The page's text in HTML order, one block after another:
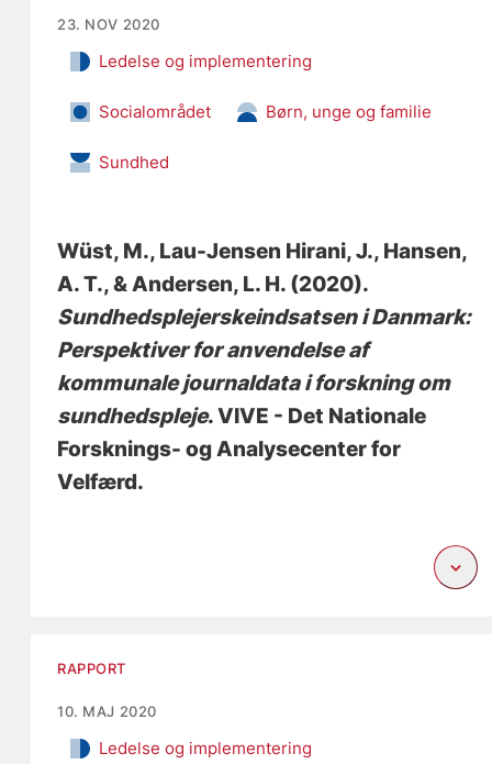
23. NOV 2020
Ledelse og implementering
Socialområdet Børn, unge og familie
Sundhed
Wüst, M., Lau-Jensen Hirani, J., Hansen,
A. T., & Andersen, L. H. (2020).
Sundhedsplejerskeindsatsen i Danmark:
Perspektiver for anvendelse af
kommunale journaldata i forskning om
sundhedspleje. VIVE - Det Nationale
Forsknings- og Analysecenter for
Velfærd.
RAPPORT
10. MAJ 2020
Ledelse og implementering